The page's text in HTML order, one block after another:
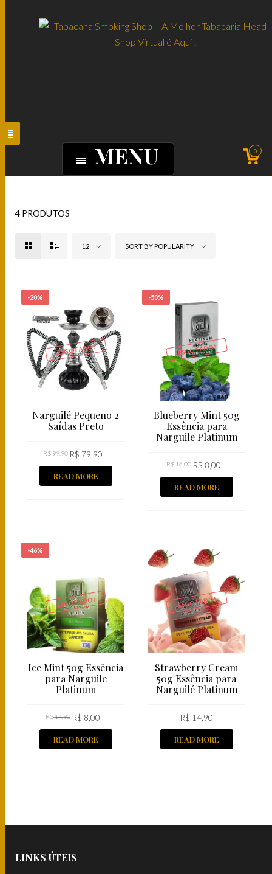
MENU 0
4 PRODUTOS
12 SORT BY POPULARITY
-20%
ESGOTADO!
Narguilé Pequeno 2
Saídas Preto
R$99,90 R$ 79,90
READ MORE
-50%
ESGOTADO!
Blueberry Mint 50g
Essência para
Narguile Platinum
R$16,00 R$ 8,00
READ MORE
-46%
ESGOTADO!
Ice Mint 50g Essência
para Narguile
Platinum
R$14,90 R$ 8,00
READ MORE
ESGOTADO!
Strawberry Cream
50g Essência para
Narguilé Platinum
R$ 14,90
READ MORE
LINKS ÚTEIS